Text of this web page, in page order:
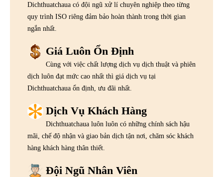
Dichthuatchaua có đội ngũ xử lí chuyên nghiệp theo từng
quy trình ISO riêng đảm bảo hoàn thành trong thời gian
ngắn nhất.
Giá Luôn Ổn Định
Cùng với việc chất lượng dịch vụ dịch thuật và phiên
dịch luôn đạt mức cao nhất thì giá dịch vụ tại
Dichthuatchaua ổn định, ưu đãi nhất.
Dịch Vụ Khách Hàng
Dichthuatchaua luôn luôn có những chính sách hậu
mãi, chế độ nhận và giao bản dịch tận nơi, chăm sóc khách
hàng khách hàng thân thiết.
Đội Ngũ Nhân Viên